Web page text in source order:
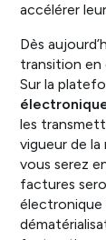
accélérer
Dès
transition en
Sur la
les
vigueur de
vous serez
factures